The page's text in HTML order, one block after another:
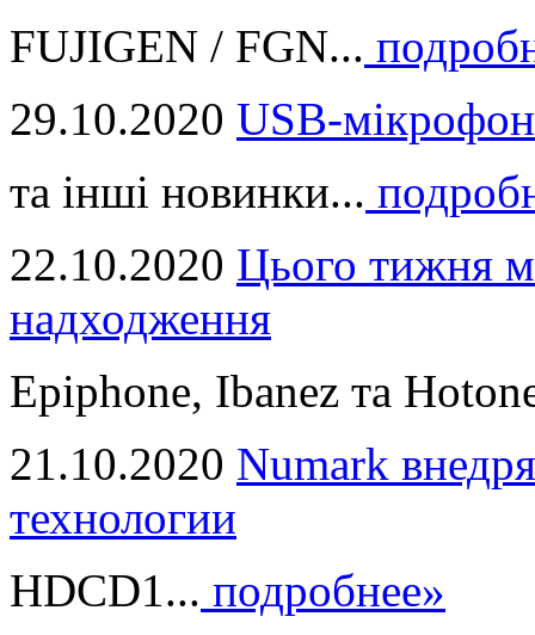
FUJIGEN / FGN...
29.10.2020 USB-
та інші новинки...
22.10.2020 Цього тижня
надходження
Epiphone, Ibanez та
21.10.2020 Numark
технологии
HDCD1... подробнее»